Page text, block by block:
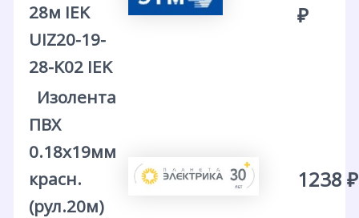
28м IEK
UIZ20-19-
28-K02 IEK
₽
Изолента
ПВХ
0.18х19мм
красн.
(рул.20м)
1238 ₽